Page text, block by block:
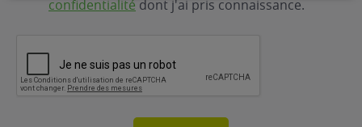
confidentialité dont j'ai pris connaissance.